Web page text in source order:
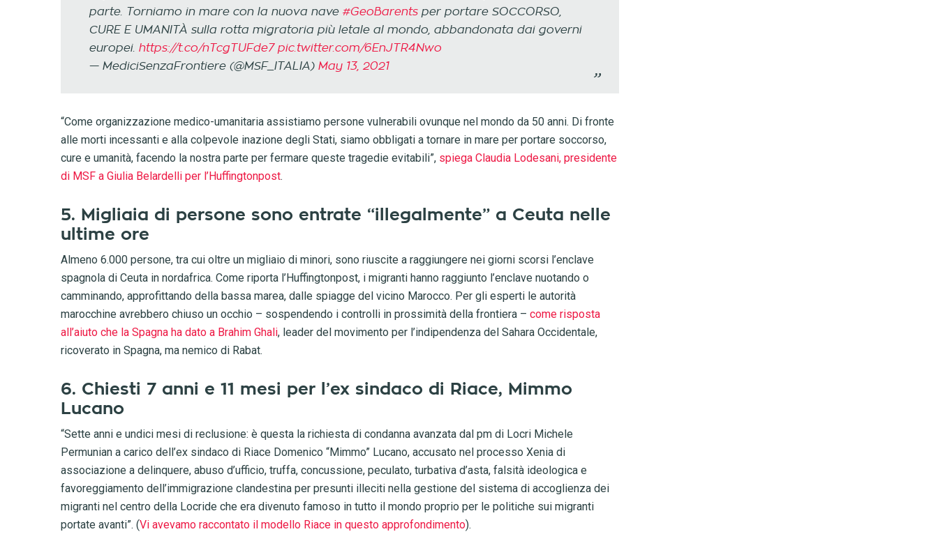
parte. Torniamo in mare con la nuova nave #GeoBarentsper portare SOCCORSO,
CURE E UMANITÀ sulla rotta migratoria più letale al mondo, abbandonata dai governi
europei. https://t.co/nTcgTUFde7 pic.twitter.com/6EnJTR4Nwo
— MediciSenzaFrontiere (@MSF_ITALIA) May 13, 2021
“Come organizzazione medico-umanitaria assistiamo persone vulnerabili ovunque nel mondo da 50 anni. Di fronte
alle morti incessanti e alla colpevole inazione degli Stati, siamo obbligati a tornare in mare per portare soccorso,
cure e umanità, facendo la nostra parte per fermare queste tragedie evitabili”, spiega Claudia Lodesani, presidente
di MSF a Giulia Belardelli per l’Huffingtonpost.
5. Migliaia di persone sono entrate “illegalmente” a Ceuta nelle
ultime ore
Almeno 6.000 persone, tra cui oltre un migliaio di minori, sono riuscite a raggiungere nei giorni scorsi l’enclave
spagnola di Ceuta in nordafrica. Come riporta l’Huffingtonpost, i migranti hanno raggiunto l’enclave nuotando o
camminando, approfittando della bassa marea, dalle spiagge del vicino Marocco. Per gli esperti le autorità
marocchine avrebbero chiuso un occhio – sospendendo i controlli in prossimità della frontiera – come risposta
all’aiuto che la Spagna ha dato a Brahim Ghali, leader del movimento per l’indipendenza del Sahara Occidentale,
ricoverato in Spagna, ma nemico di Rabat.
6. Chiesti 7 anni e 11 mesi per l’ex sindaco di Riace, Mimmo
Lucano
“Sette anni e undici mesi di reclusione: è questa la richiesta di condanna avanzata dal pm di Locri Michele
Permunian a carico dell’ex sindaco di Riace Domenico “Mimmo” Lucano, accusato nel processo Xenia di
associazione a delinquere, abuso d’ufficio, truffa, concussione, peculato, turbativa d’asta, falsità ideologica e
favoreggiamento dell’immigrazione clandestina per presunti illeciti nella gestione del sistema di accoglienza dei
migranti nel centro della Locride che era divenuto famoso in tutto il mondo proprio per le politiche sui migranti
portate avanti”. (Vi avevamo raccontato il modello Riace in questo approfondimento).